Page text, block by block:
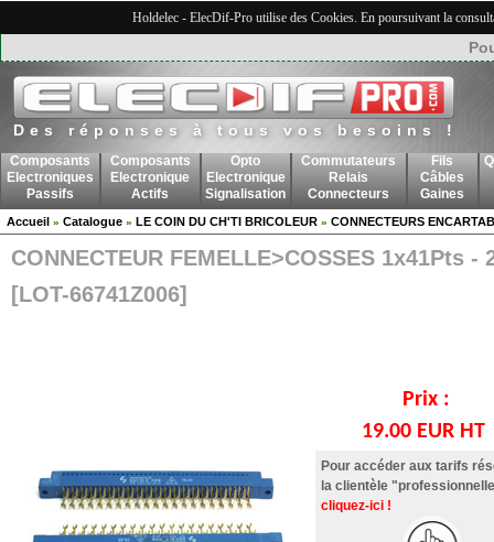
Holdelec - ElecDif-Pro utilise des Cookies. En poursuivant la
Des réponses à tous vos besoins !
Composants
Electroniques
Passifs
Composants
Electronique
Actifs
Opto
Electronique
Signalisation
Commutateurs
Relais
Connecteurs
Fils
Câbles
Gaines
Accueil » Catalogue » LE COIN DU CH'TI BRICOLEUR » CONNECTEURS
CONNECTEUR FEMELLE>COSSES 1x41Pts -
[LOT-66741Z006]
Prix :
19.00 EUR HT
Pour accéder aux tarifs
la clientèle
cliquez-ici !